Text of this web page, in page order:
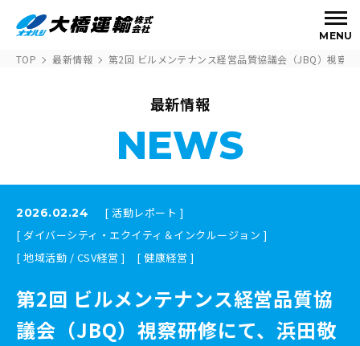
MENU
TOP 最新情報 第2回 ビルメンテナンス経営品質協議会（JBQ）視察
最新情報
NEWS
2026.02.24
[ 活動レポート ]
[ ダイバーシティ・エクイティ＆インクルージョン ]
[ 地域活動 / CSV経営 ]
[ 健康経営 ]
第2回 ビルメンテナンス経営品質協
議会（JBQ）視察研修にて、浜田敬